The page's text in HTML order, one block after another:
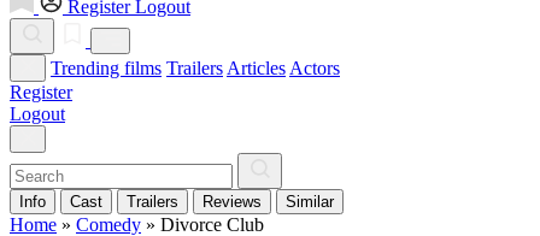
Register Logout
Trending films Trailers Articles Actors
Register
Logout
Info Cast Trailers Reviews Similar
Home » Comedy » Divorce Club